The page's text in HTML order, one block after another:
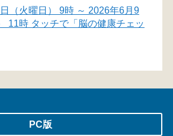
（火曜日） 9時 ～ 2026年6月9
11時 タッチで「脳の健康チェッ
PC版